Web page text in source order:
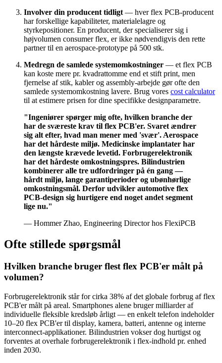
Involver din producent tidligt — hver flex PCB-producent
har forskellige kapabiliteter, materialelagre og
styrkepositioner. En producent, der specialiserer sig i
højvolumen consumer flex, er ikke nødvendigvis den rette
partner til en aerospace-prototype på 500 stk.
Medregn de samlede systemomkostninger — et flex PCB
kan koste mere pr. kvadrattomme end et stift print, men
fjernelse af stik, kabler og assembly-arbejde gør ofte den
samlede systemomkostning lavere. Brug vores cost calculator
til at estimere prisen for dine specifikke designparametre.
"Ingeniører spørger mig ofte, hvilken branche der
har de sværeste krav til flex PCB'er. Svaret ændrer
sig alt efter, hvad man mener med 'svær'. Aerospace
har det hårdeste miljø. Medicinske implantater har
den længste krævede levetid. Forbrugerelektronik
har det hårdeste omkostningspres. Bilindustrien
kombinerer alle tre udfordringer på én gang —
hårdt miljø, lange garantiperioder og ubønhørlige
omkostningsmål. Derfor udvikler automotive flex
PCB-design sig hurtigere end noget andet segment
lige nu."
— Hommer Zhao, Engineering Director hos FlexiPCB
Ofte stillede spørgsmål
Hvilken branche bruger flest flex PCB'er målt på
volumen?
Forbrugerelektronik står for cirka 38% af det globale forbrug af flex
PCB'er målt på areal. Smartphones alene bruger milliarder af
individuelle fleksible kredsløb årligt — en enkelt telefon indeholder
10–20 flex PCB'er til display, kamera, batteri, antenne og interne
interconnect-applikationer. Bilindustrien vokser dog hurtigst og
forventes at overhale forbrugerelektronik i flex-indhold pr. enhed
inden 2030.